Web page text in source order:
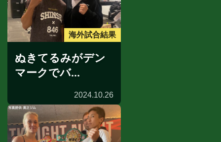
海外試合結果
ぬきてるみがデン
マークでバ...
2024.10.26